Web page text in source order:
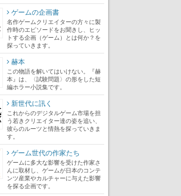
ゲームの企画書
名作ゲームクリエイターの方々に製
作時のエピソードをお聞きし、ヒッ
トする企画（ゲーム）とは何か？を
探っていきます。
赫本
この物語を解いてはいけない。『赫
本』は、〈試験問題〉の形をした短
編ホラー小説集です。
新世代に訊く
これからのデジタルゲーム市場を担
う若きクリエイター達の姿を追い、
彼らのルーツと情熱を探っていきま
す。
ゲーム世代の作家たち
ゲームに多大な影響を受けた作家さ
んに取材し、ゲームが日本のコンテ
ンツ産業やカルチャーに与えた影響
を探る企画です。